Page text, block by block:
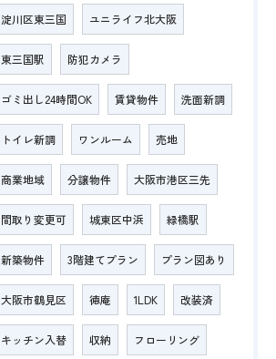
淀川区東三国 ユニライフ北大阪
東三国駅 防犯カメラ
ゴミ出し24時間OK 賃貸物件 洗面新調
トイレ新調 ワンルーム 売地
商業地域 分譲物件 大阪市港区三先
間取り変更可 城東区中浜 緑橋駅
新築物件 3階建てプラン プラン図あり
大阪市鶴見区 徳庵 1LDK 改装済
キッチン入替 収納 フローリング